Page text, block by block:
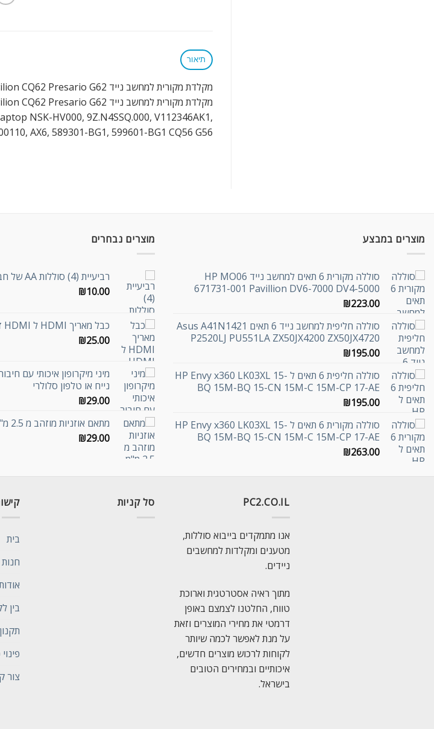
תיאור
מקלדת מקורית למחשב נייד HP Compaq pavilion CQ62 Presario G62
מקלדת מקורית למחשב נייד HP Compaq pavilion CQ62 Presario G62
NSK-HV000, 9Z.N4SSQ.000, V112346AK1,
AX6, 589301-BG1, 599601-BG1 CQ56 G56
מוצרים במבצע
סוללה מקורית 6 תאים למחשב נייד HP MO06
671731-001 Pavillion DV6-7000 DV4-5000
₪223.00
סוללה חליפית למחשב נייד 6 תאים Asus A41N1421
P2520LJ PU551LA ZX50JX4200 ZX50JX4720
₪195.00
סוללה חליפית 6 תאים ל HP Envy x360 LK03XL 15-
BQ 15M-BQ 15-CN 15M-C 15M-CP 17-AE
₪195.00
סוללה מקורית 6 תאים ל HP Envy x360 LK03XL 15-
BQ 15M-BQ 15-CN 15M-C 15M-CP 17-AE
₪263.00
מוצרים נבחרים
רביעיית (4) סוללות AA של חברת GP
₪10.00
כבל מאריך HDMI ל HDMI זכר זכר באורך 1 מטר
₪25.00
מיני מיקרופון איכותי עם
נייח או טלפון סלולרי
₪29.00
מתאם אוזניות מוזהב מ 2.5 מ"מ ל 3.5 מ"מ
₪29.00
PC2.CO.IL
אנו מתמקדים בייבוא סוללות,
מטענים ומקלדות למחשבים
ניידים.
מתוך ראיה אסטרטגית וארוכת
טווח, החלטנו לצמצם באופן
דרמטי את מחירי המוצרים וזאת
על מנת לאפשר לכמה שיותר
לקוחות לרכוש מוצרים חדשים,
איכותיים ובמחירים הטובים
בישראל.
סל קניות
בית
חנות
בין
תקנון
צור